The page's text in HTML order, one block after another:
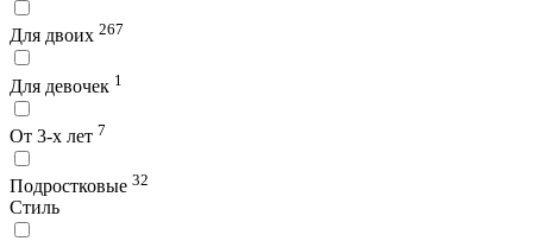
Для двоих 267
Для девочек 1
От 3-х лет 7
Подростковые 32
Стиль